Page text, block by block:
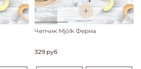
Чепчик Mjölk Ферма
329 руб